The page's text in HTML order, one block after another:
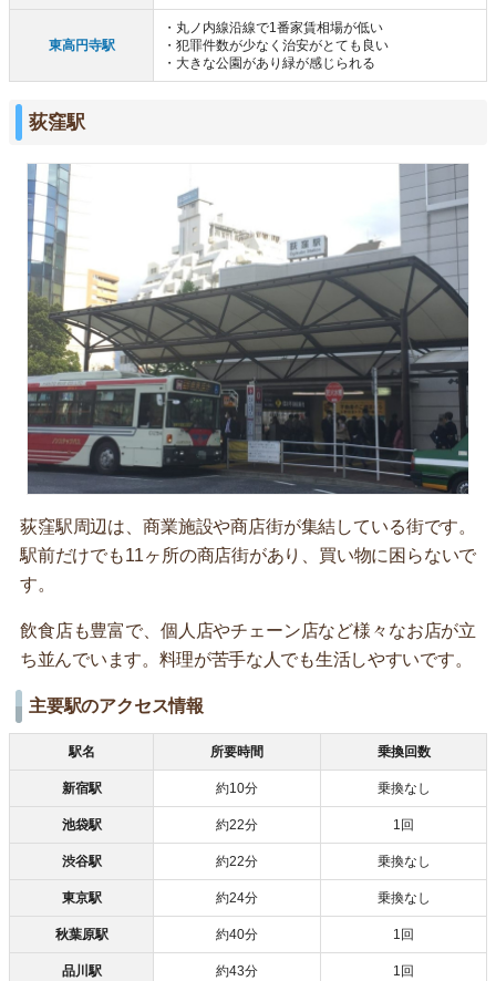
東高円寺駅
・丸ノ内線沿線で1番家賃相場が低い
・犯罪件数が少なく治安がとても良い
・大きな公園があり緑が感じられる
荻窪駅
荻窪駅周辺は、商業施設や商店街が集結している街です。
駅前だけでも11ヶ所の商店街があり、買い物に困らないで
す。
飲食店も豊富で、個人店やチェーン店など様々なお店が立
ち並んでいます。料理が苦手な人でも生活しやすいです。
主要駅のアクセス情報
駅名 所要時間 乗換回数
新宿駅 約10分 乗換なし
池袋駅 約22分 1回
渋谷駅 約22分 乗換なし
東京駅 約24分 乗換なし
秋葉原駅 約40分 1回
品川駅 約43分 1回